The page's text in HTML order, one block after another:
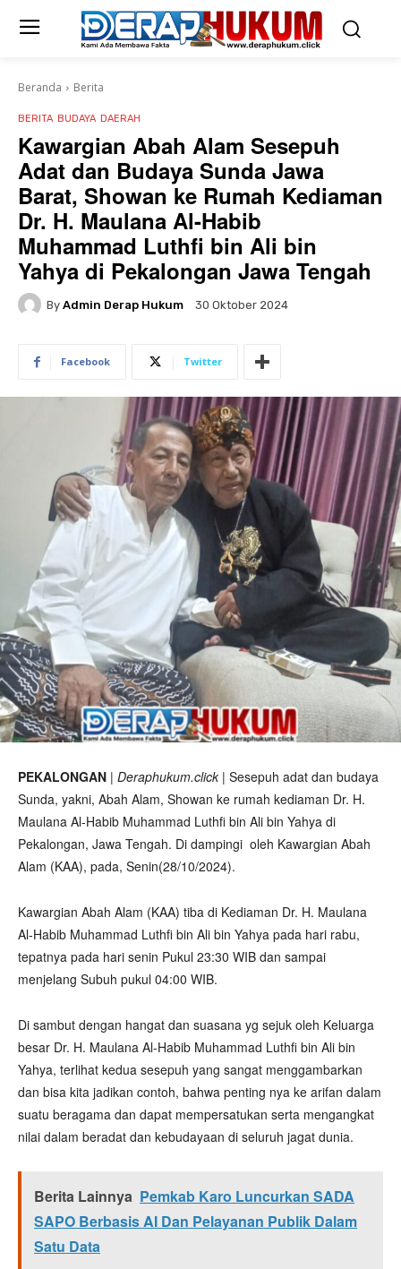
Beranda Berita
BERITA BUDAYA DAERAH
Kawargian Abah Alam Sesepuh
Adat dan Budaya Sunda Jawa
Barat, Showan ke Rumah Kediaman
Dr. H. Maulana Al-Habib
Muhammad Luthfi bin Ali bin
Yahya di Pekalongan Jawa Tengah
By Admin Derap Hukum 30 Oktober 2024
Facebook Twitter
PEKALONGAN | Deraphukum.click | Sesepuh adat dan budaya
Sunda, yakni, Abah Alam, Showan ke rumah kediaman Dr. H.
Maulana Al-Habib Muhammad Luthfi bin Ali bin Yahya di
Pekalongan, Jawa Tengah. Di dampingi oleh Kawargian Abah
Alam (KAA), pada, Senin(28/10/2024).
Kawargian Abah Alam (KAA) tiba di Kediaman Dr. H. Maulana
Al-Habib Muhammad Luthfi bin Ali bin Yahya pada hari rabu,
tepatnya pada hari senin Pukul 23:30 WIB dan sampai
menjelang Subuh pukul 04:00 WIB.
Di sambut dengan hangat dan suasana yg sejuk oleh Keluarga
besar Dr. H. Maulana Al-Habib Muhammad Luthfi bin Ali bin
Yahya, terlihat kedua sesepuh yang sangat menggambarkan
dan bisa kita jadikan contoh, bahwa penting nya ke arifan dalam
suatu beragama dan dapat mempersatukan serta mengangkat
nilai dalam beradat dan kebudayaan di seluruh jagat dunia.
Berita Lainnya Pemkab Karo Luncurkan SADA
SAPO Berbasis AI Dan Pelayanan Publik Dalam
Satu Data